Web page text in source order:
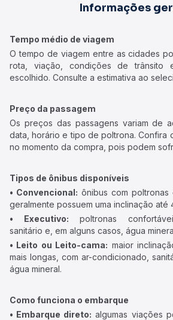
Informações
Tempo médio de viagem
O tempo de viagem entre as cidades
rota, viação, condições de
escolhido. Consulte a estimativa ao
Preço da passagem
Os preços das passagens variam de
data, horário e tipo de poltrona. Confira
no momento da compra, pois podem
Tipos de ônibus disponíveis
• Convencional: ônibus com
geralmente possuem uma inclinação até
• Executivo: poltronas
sanitário e, em alguns casos, água
• Leito ou Leito-cama: maior
mais longas, com ar-condicionado,
água mineral.
Como funciona o embarque
• Embarque direto: algumas viações